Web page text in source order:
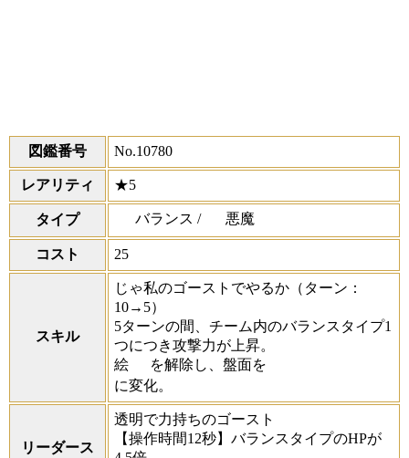
図鑑番号 No.10780
レアリティ ★5
タイプ バランス / 悪魔
コスト 25
スキル
じゃ私のゴーストでやるか （ターン：
10→5）
5ターンの間、チーム内のバランスタイプ1
つにつき攻撃力が上昇。
絵
を解除し、盤面を
に変化。
リーダース
透明で力持ちのゴースト
【操作時間12秒】バランスタイプのHPが